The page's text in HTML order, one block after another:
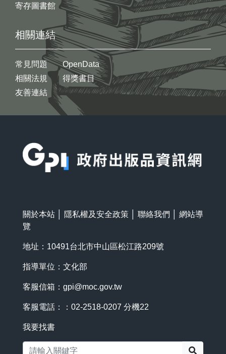
寄存圖書館
相關連結
常見問題
相關法規
友善連結
OpenData
得獎書目
關於本站 隱私權及安全政策 聯絡我們
網站導
覽
地址：10491台北市中山區松江路209號
指導單位：文化部
客服信箱： gpi@moc.gov.tw
客服電話：：02-2518-0207 分機22
我要找書